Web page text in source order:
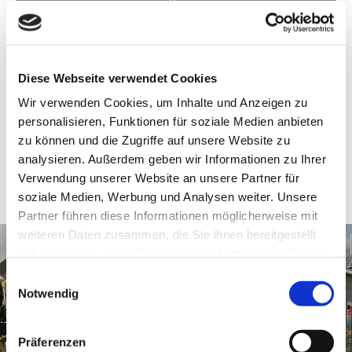
Diese Webseite verwendet Cookies
Wir verwenden Cookies, um Inhalte und Anzeigen zu
personalisieren, Funktionen für soziale Medien anbieten
zu können und die Zugriffe auf unsere Website zu
analysieren. Außerdem geben wir Informationen zu Ihrer
Verwendung unserer Website an unsere Partner für
soziale Medien, Werbung und Analysen weiter. Unsere
Partner führen diese Informationen möglicherweise mit
weiteren Daten zusammen, die Sie ihnen bereitgestellt
Einwilligungsauswahl
Notwendig
Präferenzen
eigene Lamellen-Terrassenüberdachung